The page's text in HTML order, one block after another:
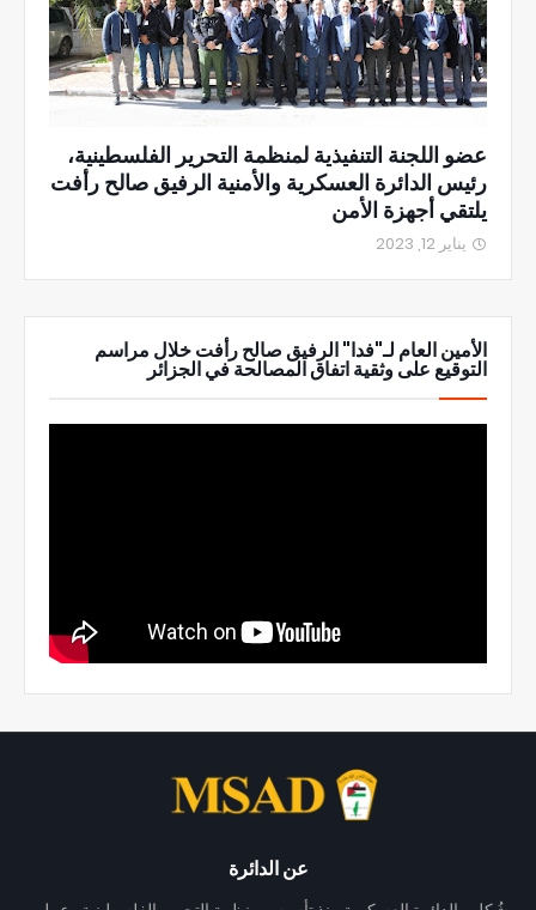
عضو اللجنة التنفيذية لمنظمة التحرير الفلسطينية،
رئيس الدائرة العسكرية والأمنية الرفيق صالح رأفت
يلتقي أجهزة الأمن
يناير 12, 2023
الأمين العام لـ"فدا" الرفيق صالح رأفت خلال مراسم
التوقيع على وثقية اتفاق المصالحة في الجزائر
عن الدائرة